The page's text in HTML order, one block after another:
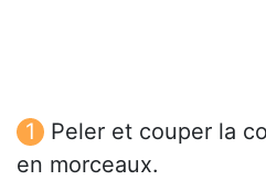
Peler et couper la
en morceaux.